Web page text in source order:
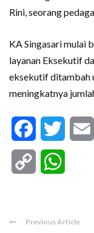
Rini, seorang
KA Singasari mulai
layanan Eksekutif
eksekutif ditambah
meningkatnya
FacebookTwitter
Copy
Previous Article